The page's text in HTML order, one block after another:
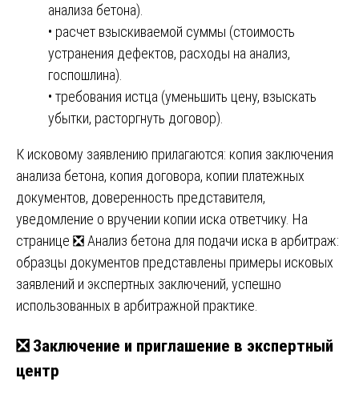
анализа бетона).
• расчет взыскиваемой суммы (стоимость
устранения дефектов, расходы на анализ,
госпошлина).
• требования истца (уменьшить цену, взыскать
убытки, расторгнуть договор).
К исковому заявлению прилагаются: копия заключения
анализа бетона, копия договора, копии платежных
документов, доверенность представителя,
уведомление о вручении копии иска ответчику. На
странице ❎ Анализ бетона для подачи иска в арбитраж:
образцы документов представлены примеры исковых
заявлений и экспертных заключений, успешно
использованных в арбитражной практике.
❎ Заключение и приглашение в экспертный
центр